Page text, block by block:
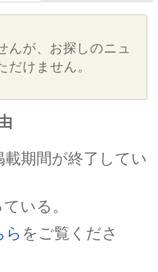
んが、お探しのニュ
だけません。
期間が終了してい
いる。
ら をご覧くださ